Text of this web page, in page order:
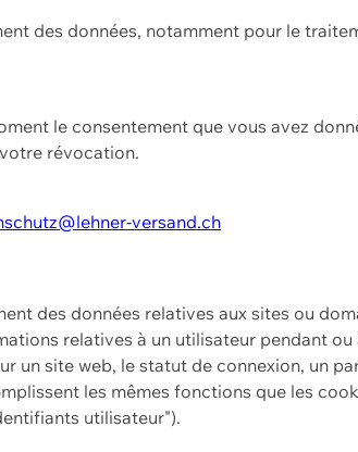
des données, notamment pour le
le consentement que vous avez
révocation.
versand.ch
des données relatives aux sites ou
relatives à un utilisateur pendant
un site web, le statut de connexion, un
les mêmes fonctions que les
utilisateur").